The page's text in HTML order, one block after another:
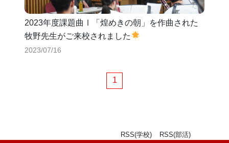
2023年度課題曲Ⅰ「煌めきの朝」を作曲された
牧野先生がご来校されました
2023/07/16
1
RSS(部活)
RSS(学校)